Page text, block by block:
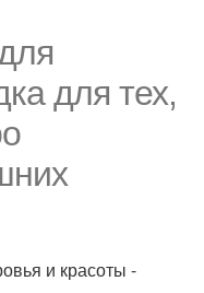
для тех,
и красоты -